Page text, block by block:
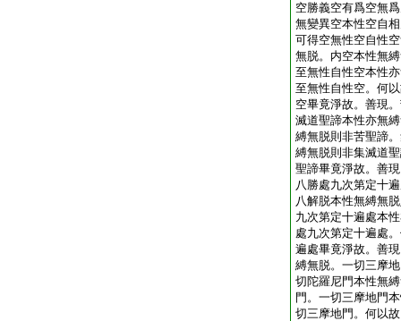
空勝義空有爲空無
無變異空本性空自
可得空無性空自性
無脱。内空本性無
至無性自性空本性
至無性自性空。何
空畢竟淨故。善現
滅道聖諦本性亦無
縛無脱則非苦聖諦
縛無脱則非集滅道
聖諦畢竟淨故。善
八勝處九次第定十
八解脱本性無縛無
九次第定十遍處本
處九次第定十遍處
遍處畢竟淨故。善
縛無脱。一切三摩
切陀羅尼門本性無
門。一切三摩地門
切三摩地門。何以